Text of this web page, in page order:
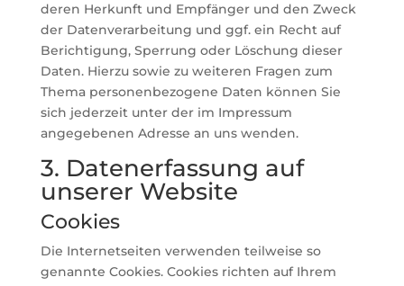
deren Herkunft und Empfänger und den Zweck
der Datenverarbeitung und ggf. ein Recht auf
Berichtigung, Sperrung oder Löschung dieser
Daten. Hierzu sowie zu weiteren Fragen zum
Thema personenbezogene Daten können Sie
sich jederzeit unter der im Impressum
angegebenen Adresse an uns wenden.
3. Datenerfassung auf
unserer Website
Cookies
Die Internetseiten verwenden teilweise so
genannte Cookies. Cookies richten auf Ihrem